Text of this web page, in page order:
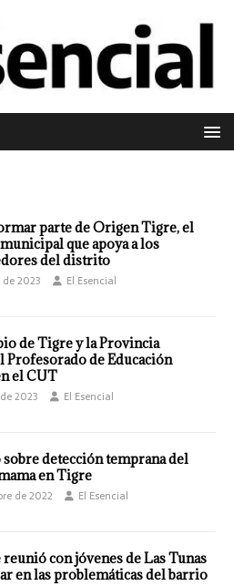
parte de Origen Tigre, el
que apoya a los
del distrito
2023 El Esencial
de Tigre y la Provincia
Profesorado de Educación
el CUT
2023 El Esencial
detección temprana del
en Tigre
de 2022 El Esencial
reunió con jóvenes de Las Tunas
en las problemáticas del barrio